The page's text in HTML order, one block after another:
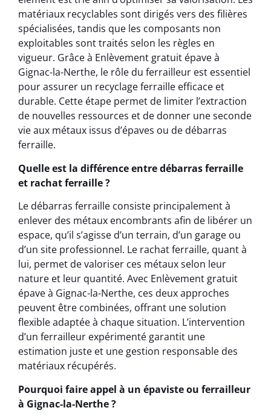
matériaux recyclables sont dirigés vers des filières
spécialisées, tandis que les composants non
exploitables sont traités selon les règles en
vigueur. Grâce à Enlèvement gratuit épave à
Gignac-la-Nerthe, le rôle du ferrailleur est essentiel
pour assurer un recyclage ferraille efficace et
durable. Cette étape permet de limiter l’extraction
de nouvelles ressources et de donner une seconde
vie aux métaux issus d’épaves ou de débarras
ferraille.
Quelle est la différence entre débarras ferraille
et rachat ferraille ?
Le débarras ferraille consiste principalement à
enlever des métaux encombrants afin de libérer un
espace, qu’il s’agisse d’un terrain, d’un garage ou
d’un site professionnel. Le rachat ferraille, quant à
lui, permet de valoriser ces métaux selon leur
nature et leur quantité. Avec Enlèvement gratuit
épave à Gignac-la-Nerthe, ces deux approches
peuvent être combinées, offrant une solution
flexible adaptée à chaque situation. L’intervention
d’un ferrailleur expérimenté garantit une
estimation juste et une gestion responsable des
matériaux récupérés.
Pourquoi faire appel à un épaviste ou ferrailleur
à Gignac-la-Nerthe ?